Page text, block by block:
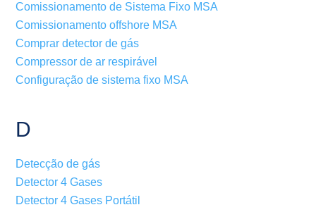
Comissionamento de Sistema Fixo MSA
Comissionamento offshore MSA
Comprar detector de gás
Compressor de ar respirável
Configuração de sistema fixo MSA
D
Detecção de gás
Detector 4 Gases
Detector 4 Gases Portátil